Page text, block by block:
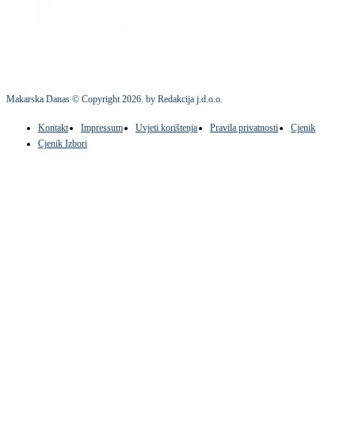
Makarska Danas © Copyright2026. by Redakcija j.d.o.o.
Kontakt Impressum Uvjeti korištenja Pravila privatnosti
Cjenik
Cjenik Izbori